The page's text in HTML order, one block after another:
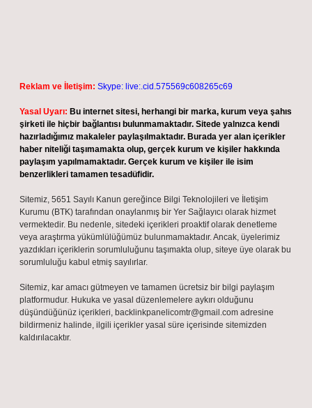
Reklam ve İletişim: Skype: live:.cid.575569c608265c69
Yasal Uyarı: Bu internet sitesi, herhangi bir marka, kurum veya şahıs
şirketi ile hiçbir bağlantısı bulunmamaktadır. Sitede yalnızca kendi
hazırladığımız makaleler paylaşılmaktadır. Burada yer alan içerikler
haber niteliği taşımamakta olup, gerçek kurum ve kişiler hakkında
paylaşım yapılmamaktadır. Gerçek kurum ve kişiler ile isim
benzerlikleri tamamen tesadüfidir.
Sitemiz, 5651 Sayılı Kanun gereğince Bilgi Teknolojileri ve İletişim
Kurumu (BTK) tarafından onaylanmış bir Yer Sağlayıcı olarak hizmet
vermektedir. Bu nedenle, sitedeki içerikleri proaktif olarak denetleme
veya araştırma yükümlülüğümüz bulunmamaktadır. Ancak, üyelerimiz
yazdıkları içeriklerin sorumluluğunu taşımakta olup, siteye üye olarak bu
sorumluluğu kabul etmiş sayılırlar.
Sitemiz, kar amacı gütmeyen ve tamamen ücretsiz bir bilgi paylaşım
platformudur. Hukuka ve yasal düzenlemelere aykırı olduğunu
düşündüğünüz içerikleri, backlinkpanelicomtr@gmail.com adresine
bildirmeniz halinde, ilgili içerikler yasal süre içerisinde sitemizden
kaldırılacaktır.